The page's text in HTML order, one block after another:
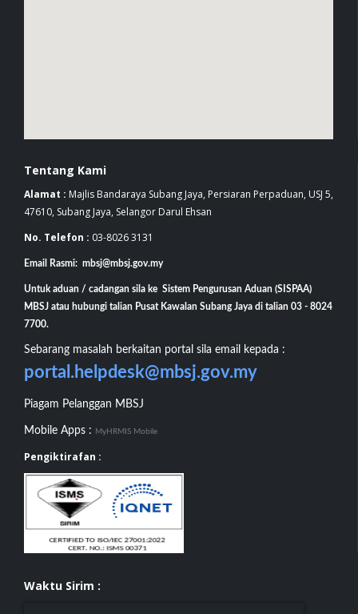
Tentang Kami
Alamat : Majlis Bandaraya Subang Jaya, Persiaran Perpaduan, USJ 5,
47610, Subang Jaya, Selangor Darul Ehsan
No. Telefon : 03-8026 3131
Email Rasmi: mbsj@mbsj.gov.my
Untuk aduan / cadangan sila ke Sistem Pengurusan Aduan (SISPAA)
MBSJ atau hubungi talian Pusat Kawalan Subang Jaya di talian 03 - 8024
7700.
Sebarang masalah berkaitan portal sila email kepada :
portal.helpdesk@mbsj.gov.my
Piagam Pelanggan MBSJ
Mobile Apps : MyHRMIS Mobile
Pengiktirafan :
Waktu Sirim :